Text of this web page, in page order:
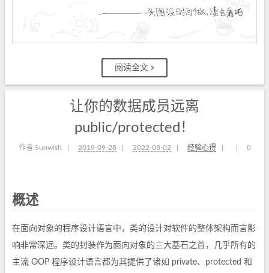
阅读全文 »
让你的数据成员远离
public/protected！
作者 Sunwish 2019-09-28 2022-08-02 经验心得 0
概述
在面向对象的程序设计语言中，类的设计对软件的整体架构而言影
响非常深远。类的封装作为面向对象的三大基石之首，几乎所有的
主流 OOP 程序设计语言都为其提供了诸如 private、protected 和